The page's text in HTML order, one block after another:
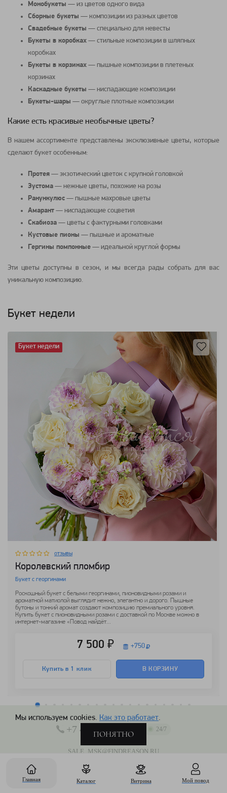
Мы используем cookies. Как это работает.
ПОНЯТНО
Монобукеты — из цветов одного вида
Сборные букеты — композиции из разных цветов
Свадебные букеты — специально для невесты
Букеты в коробках — стильные композиции в шляпных
коробках
Букеты в корзинах — пышные композиции в плетеных
корзинах
Каскадные букеты — ниспадающие композиции
Букеты-шары — округлые плотные композиции
Какие есть красивые необычные цветы?
В нашем ассортименте представлены эксклюзивные цветы, которые
сделают букет особенным:
Протея — экзотический цветок с крупной головкой
Эустома — нежные цветы, похожие на розы
Ранункулюс — пышные махровые цветы
Амарант — ниспадающие соцветия
Скабиоза — цветы с фактурными головками
Кустовые пионы — пышные и ароматные
Гергины помпонные — идеальной круглой формы
Эти цветы доступны в сезон, и мы всегда рады собрать для вас
уникальную композицию.
Букет недели
отзывы
Королевский пломбир
Букет с георгинами
Роскошный букет с белыми георгинами, пионовидными розами и
ароматной матиолой выглядит нежно, элегантно и дорого. Пышные
бутоны и тонкий аромат создают композицию премиального уровня.
Купить букет с пионовидными розами с доставкой по Москве можно в
интернет-магазине «Повод найдёт...
7 500 ₽ +750
Купить в 1 клик В КОРЗИНУ
Букет недели
+7 495 507-79-91 24/7
SALE_MSK@FINDREASON.RU
Г. МОСКВА, УЛ.МАЛЕНКОВСКАЯ Д.32 СТР.2
С 08:00 ДО 20:00 (БЕЗ ВЫХОДНЫХ)
Главная Каталог Витрина Мой повод